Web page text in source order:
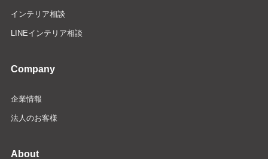
インテリア相談
LINEインテリア相談
Company
企業情報
法人のお客様
About